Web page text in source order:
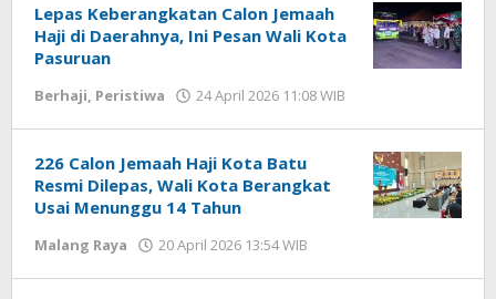
Lepas Keberangkatan Calon Jemaah
Haji di Daerahnya, Ini Pesan Wali Kota
Pasuruan
Berhaji, Peristiwa 24 April 2026 11:08 WIB
226 Calon Jemaah Haji Kota Batu
Resmi Dilepas, Wali Kota Berangkat
Usai Menunggu 14 Tahun
Malang Raya 20 April 2026 13:54 WIB